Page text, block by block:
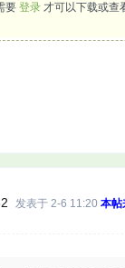
要 登录 才可以下载或查
发表于 2-6 11:20 本